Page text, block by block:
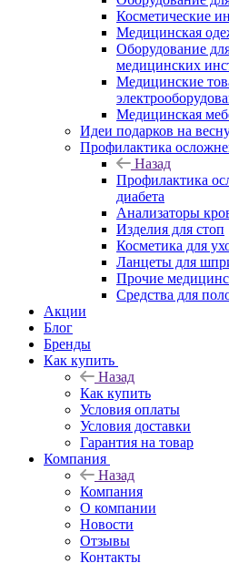
Косметические
Медицинская
Оборудование
медицинских
Медицинские
Медицинская
Идеи подарков на
Профилактика
Назад
Профилактика
диабета
Анализаторы
Изделия для стоп
Косметика для
Ланцеты для
Прочие
Средства для
Акции
Блог
Бренды
Как купить
Назад
Как купить
Условия оплаты
Условия доставки
Гарантия на товар
Компания
Назад
Компания
О компании
Новости
Отзывы
Контакты